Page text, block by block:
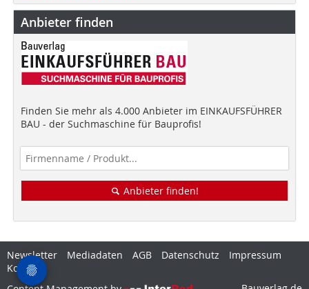
Anbieter finden
Finden Sie mehr als 4.000 Anbieter im EINKAUFSFÜHRER
BAU - der Suchmaschine für Bauprofis!
Anbieter finden!
Newsletter Mediadaten AGB Datenschutz
Impressum
Kontakt